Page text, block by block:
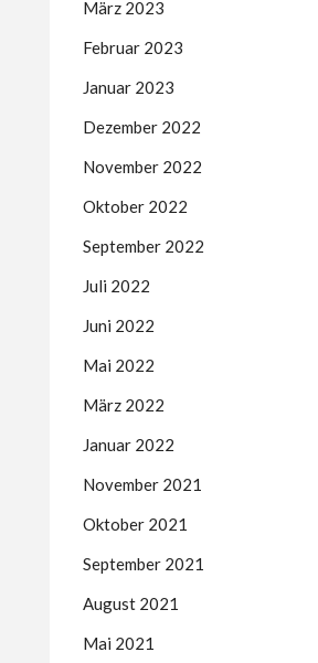
März 2023
Februar 2023
Januar 2023
Dezember 2022
November 2022
Oktober 2022
September 2022
Juli 2022
Juni 2022
Mai 2022
März 2022
Januar 2022
November 2021
Oktober 2021
September 2021
August 2021
Mai 2021